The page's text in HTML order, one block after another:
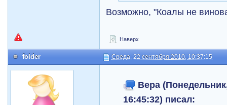
Возможно, "Коалы не
Наверх
folder Среда, 22 сентября 2010, 10:37:15
Вера
16:45:32) писал: